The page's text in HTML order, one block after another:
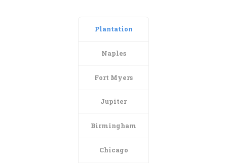
Plantation
Naples
Fort Myers
Jupiter
Birmingham
Chicago